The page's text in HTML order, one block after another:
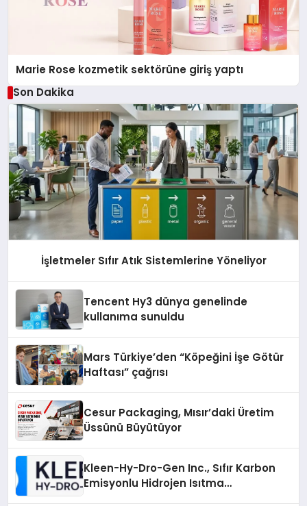
Marie Rose kozmetik sektörüne giriş yaptı
Son Dakika
İşletmeler Sıfır Atık Sistemlerine Yöneliyor
Tencent Hy3 dünya genelinde
kullanıma sunuldu
Mars Türkiye’den “Köpeğini İşe Götür
Haftası” çağrısı
Cesur Packaging, Mısır’daki Üretim
Üssünü Büyütüyor
Kleen-Hy-Dro-Gen Inc., Sıfır Karbon
Emisyonlu Hidrojen Isıtma